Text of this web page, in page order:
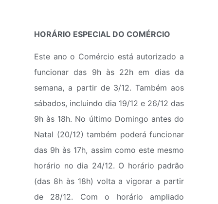
HORÁRIO ESPECIAL DO COMÉRCIO
Este ano o Comércio está autorizado a
funcionar das 9h às 22h em dias da
semana, a partir de 3/12. Também aos
sábados, incluindo dia 19/12 e 26/12 das
9h às 18h. No último Domingo antes do
Natal (20/12) também poderá funcionar
das 9h às 17h, assim como este mesmo
horário no dia 24/12. O horário padrão
(das 8h às 18h) volta a vigorar a partir
de 28/12. Com o horário ampliado